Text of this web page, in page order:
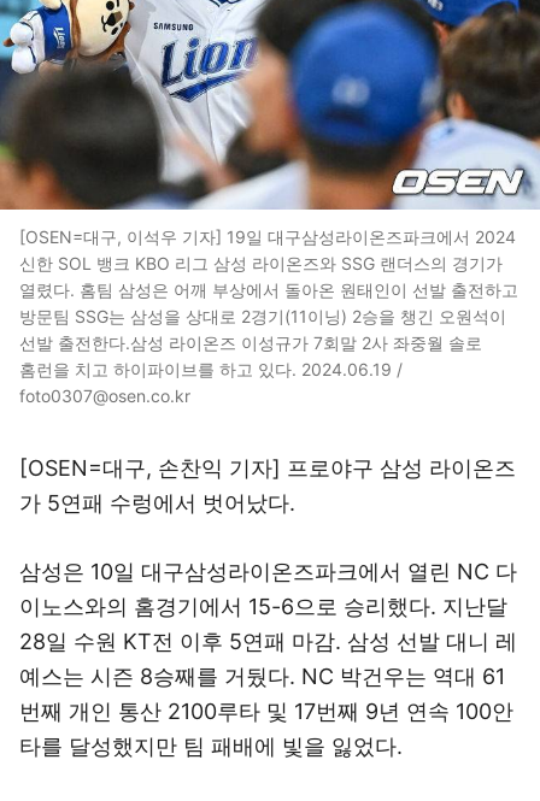
[OSEN=대구, 이석우 기자] 19일 대구삼성라이온즈파크에서 2024
신한 SOL 뱅크 KBO 리그 삼성 라이온즈와 SSG 랜더스의 경기가
열렸다. 홈팀 삼성은 어깨 부상에서 돌아온 원태인이 선발 출전하고
방문팀 SSG는 삼성을 상대로 2경기(11이닝) 2승을 챙긴 오원석이
선발 출전한다.삼성 라이온즈 이성규가 7회말 2사 좌중월 솔로
홈런을 치고 하이파이브를 하고 있다. 2024.06.19 /
foto0307@osen.co.kr
[OSEN=대구, 손찬익 기자] 프로야구 삼성 라이온즈
가 5연패 수렁에서 벗어났다.
삼성은 10일 대구삼성라이온즈파크에서 열린 NC 다
이노스와의 홈경기에서 15-6으로 승리했다. 지난달
28일 수원 KT전 이후 5연패 마감. 삼성 선발 대니 레
예스는 시즌 8승째를 거뒀다. NC 박건우는 역대 61
번째 개인 통산 2100루타 및 17번째 9년 연속 100안
타를 달성했지만 팀 패배에 빛을 잃었다.